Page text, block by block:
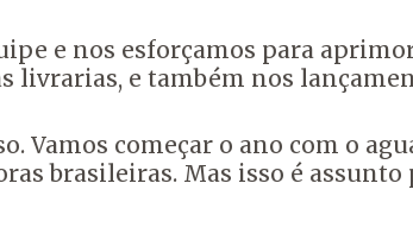
e nos esforçamos para
livrarias, e também nos
Vamos começar o ano com o
brasileiras. Mas isso é assunto